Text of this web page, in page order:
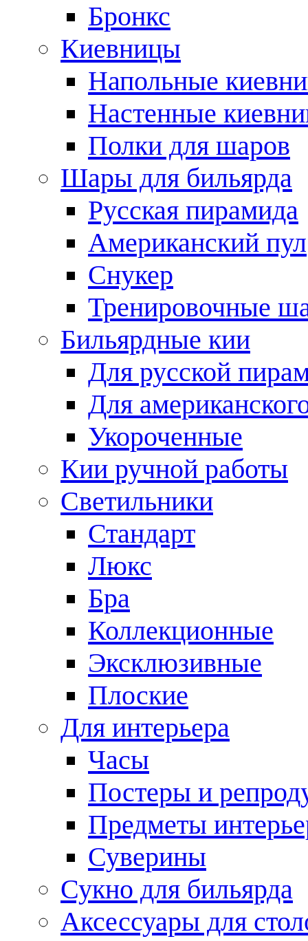
Бронкс
Киевницы
Напольные
Настенные
Полки для шаров
Шары для бильярда
Русская пирамида
Американский пул
Снукер
Тренировочные
Бильярдные кии
Для русской
Для
Укороченные
Кии ручной работы
Светильники
Стандарт
Люкс
Бра
Коллекционные
Эксклюзивные
Плоские
Для интерьера
Часы
Постеры и
Предметы
Суверины
Сукно для бильярда
Аксессуары для